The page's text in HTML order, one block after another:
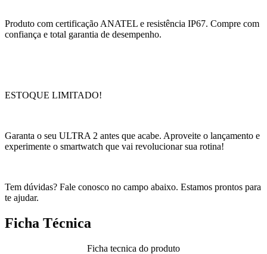
Produto com certificação ANATEL e resistência IP67. Compre com
confiança e total garantia de desempenho.
ESTOQUE LIMITADO!
Garanta o seu ULTRA 2 antes que acabe. Aproveite o lançamento e
experimente o smartwatch que vai revolucionar sua rotina!
Tem dúvidas? Fale conosco no campo abaixo. Estamos prontos para
te ajudar.
Ficha Técnica
Ficha tecnica do produto